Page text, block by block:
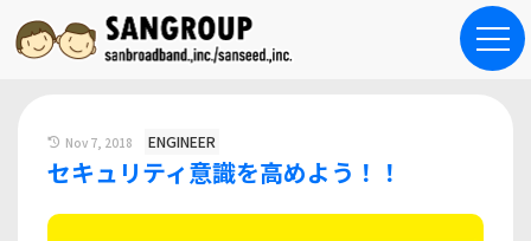
Nov 7, 2018 ENGINEER
セキュリティ意識を高めよう！！